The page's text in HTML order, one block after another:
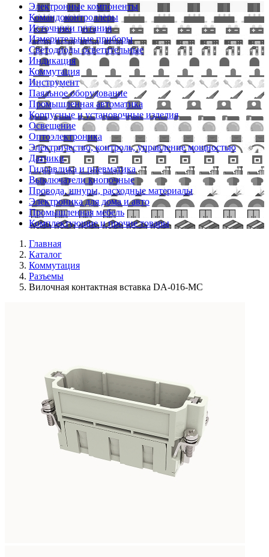
Электронные компоненты
Командоконтроллеры
Источники питания
Измерительные приборы
Светодиоды осветительные
Индикация
Коммутация
Инструмент
Паяльное оборудование
Промышленная автоматика
Корпусные и установочные изделия
Освещение
Оптоэлектроника
Электричество, контроль, управление мощностью
Датчики
Гидравлика и пневматика
Выключатели кнопочные
Провода, шнуры, расходные материалы
Электроника для дома и авто
Промышленная мебель
Комплектующие и прочие товары
Главная
Каталог
Коммутация
Разъемы
Вилочная контактная вставка DA-016-MC